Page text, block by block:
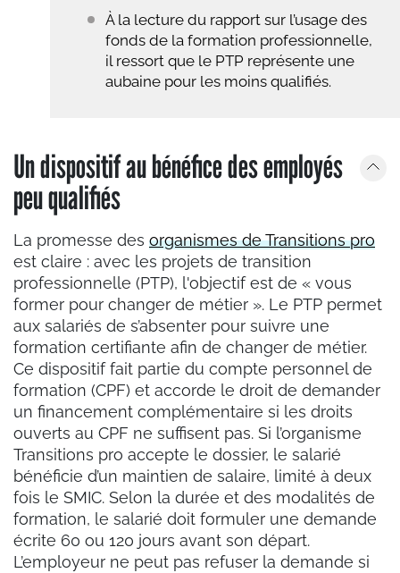
À la lecture du rapport sur l’usage des
fonds de la formation professionnelle,
il ressort que le PTP représente une
aubaine pour les moins qualifiés.
Un dispositif au bénéfice des employés
peu qualifiés
La promesse des organismes de Transitions pro
est claire : avec les projets de transition
professionnelle (PTP), l'objectif est de « vous
former pour changer de métier ». Le PTP permet
aux salariés de s’absenter pour suivre une
formation certifiante afin de changer de métier.
Ce dispositif fait partie du compte personnel de
formation (CPF) et accorde le droit de demander
un financement complémentaire si les droits
ouverts au CPF ne suffisent pas. Si l’organisme
Transitions pro accepte le dossier, le salarié
bénéficie d’un maintien de salaire, limité à deux
fois le SMIC. Selon la durée et des modalités de
formation, le salarié doit formuler une demande
écrite 60 ou 120 jours avant son départ.
L’employeur ne peut pas refuser la demande si